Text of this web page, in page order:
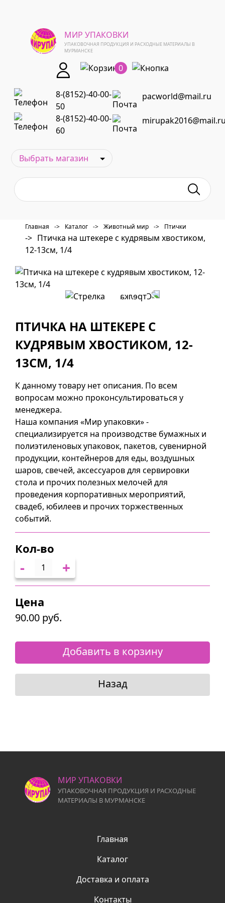
МИР УПАКОВКИ
УПАКОВОЧНАЯ ПРОДУКЦИЯ И РАСХОДНЫЕ МАТЕРИАЛЫ В
МУРМАНСКЕ
0
8-(8152)-40-00-
50
pacworld@mail.ru
8-(8152)-40-00-
60
Главная -> Каталог -> Животный мир -> Птички
-> Птичка на штекере с кудрявым хвостиком,
12-13см, 1/4
ПТИЧКА НА ШТЕКЕРЕ С
КУДРЯВЫМ ХВОСТИКОМ, 12-
13СМ, 1/4
К данному товару нет описания. По всем
вопросам можно проконсультироваться у
менеджера.
Наша компания «Мир упаковки» -
специализируется на производстве бумажных и
полиэтиленовых упаковок, пакетов, сувенирной
продукции, контейнеров для еды, воздушных
шаров, свечей, аксессуаров для сервировки
стола и прочих полезных мелочей для
проведения корпоративных мероприятий,
свадеб, юбилеев и прочих торжественных
событий.
Кол-во
- +
Цена
90.00 руб.
Добавить в корзину
Назад
МИР УПАКОВКИ
УПАКОВОЧНАЯ ПРОДУКЦИЯ И РАСХОДНЫЕ
МАТЕРИАЛЫ В МУРМАНСКЕ
Главная
Каталог
Доставка и оплата
Контакты